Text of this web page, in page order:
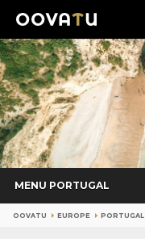
MENU PORTUGAL
OOVATU EUROPE PORTUGAL